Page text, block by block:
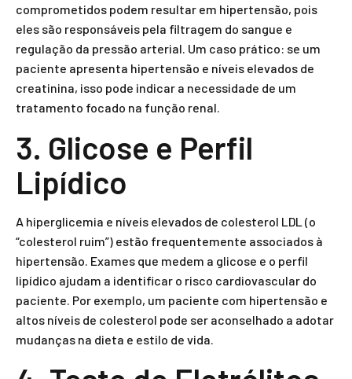
comprometidos podem resultar em hipertensão, pois
eles são responsáveis pela filtragem do sangue e
regulação da pressão arterial. Um caso prático: se um
paciente apresenta hipertensão e níveis elevados de
creatinina, isso pode indicar a necessidade de um
tratamento focado na função renal.
3. Glicose e Perfil
Lipídico
A hiperglicemia e níveis elevados de colesterol LDL (o
“colesterol ruim”) estão frequentemente associados à
hipertensão. Exames que medem a glicose e o perfil
lipídico ajudam a identificar o risco cardiovascular do
paciente. Por exemplo, um paciente com hipertensão e
altos níveis de colesterol pode ser aconselhado a adotar
mudanças na dieta e estilo de vida.